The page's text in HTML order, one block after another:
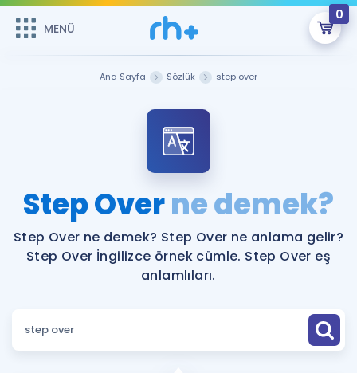
MENÜ
0
ÜYE DEĞİLİM
Sepetin Şu An Boş.
Remzi Hoca ile seni sınava hazırlayacak onlarca eğitim seni
bekliyor!
MENÜ
Katılımcı Görüşleri
Faydalı Araçlar
Sözlük
Hakkımızda
Ana Sayfa Sözlük step over
Step Overne demek?
Step Over ne demek? Step Over ne anlama gelir?
Step Over İngilizce örnek cümle. Step Over eş
anlamlıları.